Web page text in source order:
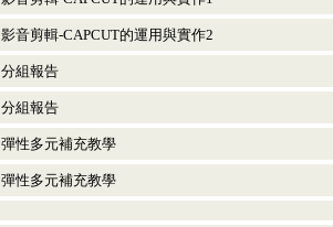
影音剪輯-CAPCUT的運用與實作2
分組報告
分組報告
彈性多元補充教學
彈性多元補充教學